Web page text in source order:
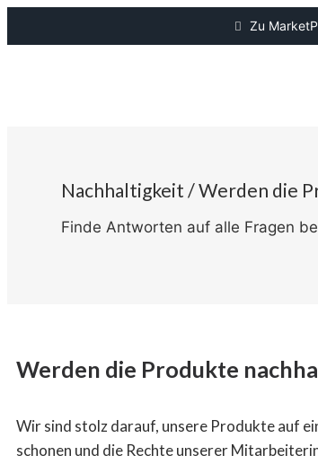
Zu
Nachhaltigkeit / Werden die
Finde Antworten auf alle Fragen
Werden die Produkte
Wir sind stolz darauf, unsere Produkte auf
schonen und die Rechte unserer